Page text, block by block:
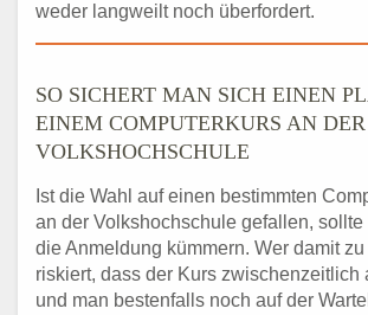
weder langweilt noch überfordert.
SO SICHERT MAN SICH EINEN
EINEM COMPUTERKURS AN DER
VOLKSHOCHSCHULE
Ist die Wahl auf einen bestimmten
an der Volkshochschule gefallen, sollte
die Anmeldung kümmern. Wer damit
riskiert, dass der Kurs zwischenzeitlich
und man bestenfalls noch auf der